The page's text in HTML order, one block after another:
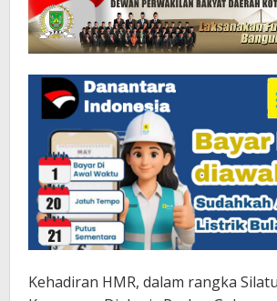
Kehadiran HMR, dalam rangka